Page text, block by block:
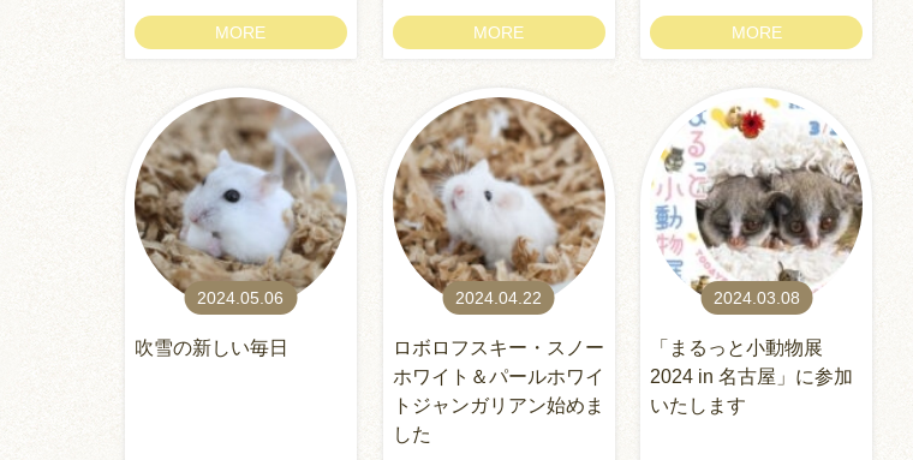
MORE MORE MORE
2024.05.06
吹雪の新しい毎日
2024.04.22
ロボロフスキー・スノー
ホワイト＆パールホワイ
トジャンガリアン始めま
した
2024.03.08
「まるっと小動物展
2024 in 名古屋」に参加
いたします